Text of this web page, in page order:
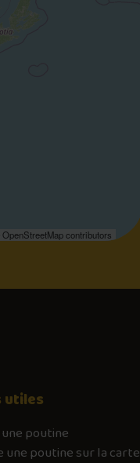
contributors
utiles
poutine
une poutine sur la carte